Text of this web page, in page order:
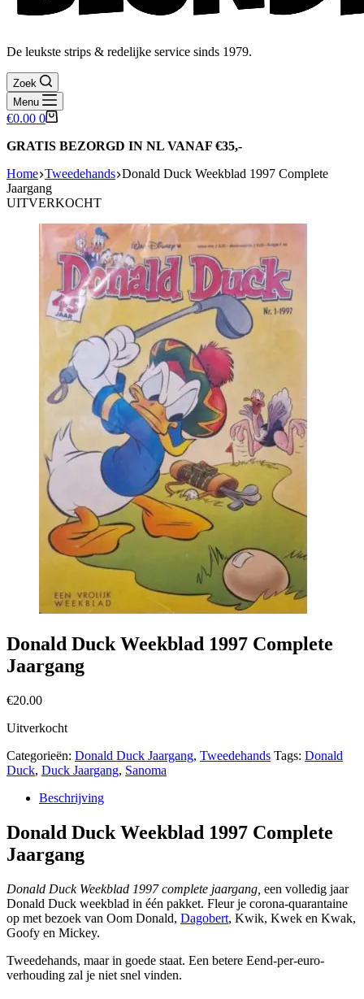
De leukste strips & redelijke service sinds 1979.
Zoek
Menu
Winkelwagen
€0.00 0
GRATIS BEZORGD IN NL VANAF €35,-
Home Tweedehands Donald Duck Weekblad 1997 Complete
Jaargang
UITVERKOCHT
Donald Duck Weekblad 1997 Complete
Jaargang
€20.00
Uitverkocht
Categorieën: Donald Duck Jaargang, Tweedehands Tags: Donald
Duck, Duck Jaargang, Sanoma
Beschrijving
Donald Duck Weekblad 1997 Complete
Jaargang
Donald Duck Weekblad 1997 complete jaargang, een volledig jaar
Donald Duck weekblad in één pakket. Fleur je corona-quarantaine
op met bezoek van Oom Donald, Dagobert, Kwik, Kwek en Kwak,
Goofy en Mickey.
Tweedehands, maar in goede staat. Een betere Eend-per-euro-
verhouding zal je niet snel vinden.